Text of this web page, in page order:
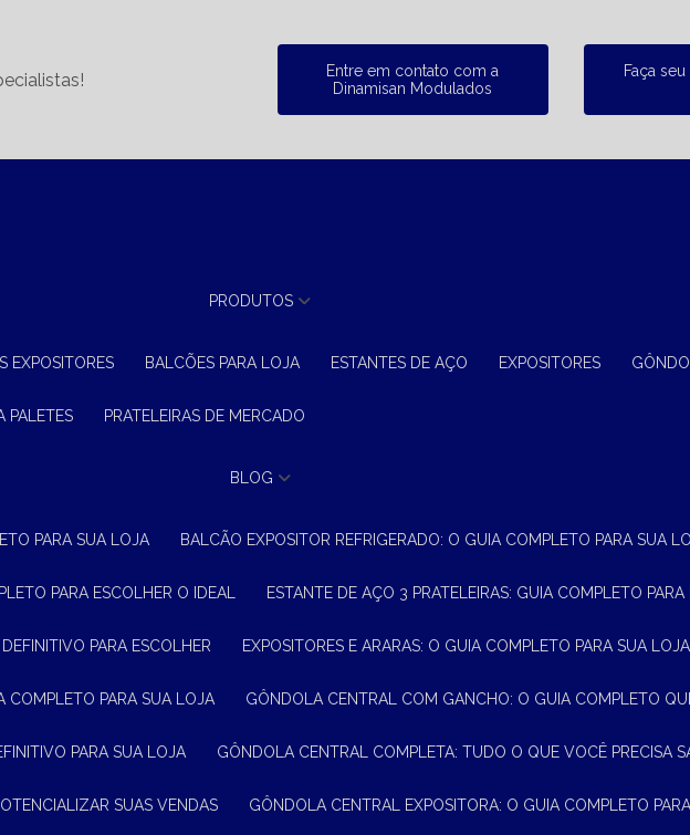
Entre em contato com a
Dinamisan Modulados
Faça
PRODUTOS
EXPOSITORES BALCÕES PARA LOJA ESTANTES DE AÇO EXPOSITORES
PALETES PRATELEIRAS DE MERCADO
BLOG
PARA SUA LOJA BALCÃO EXPOSITOR REFRIGERADO: O GUIA COMPLETO PARA SUA
PARA ESCOLHER O IDEAL ESTANTE DE AÇO 3 PRATELEIRAS: GUIA COMPLETO
PARA ESCOLHER EXPOSITORES E ARARAS: O GUIA COMPLETO PARA SUA LOJA
COMPLETO PARA SUA LOJA GÔNDOLA CENTRAL COM GANCHO: O GUIA COMPLETO
PARA SUA LOJA GÔNDOLA CENTRAL COMPLETA: TUDO O QUE VOCÊ PRECISA
SUAS VENDAS GÔNDOLA CENTRAL EXPOSITORA: O GUIA COMPLETO